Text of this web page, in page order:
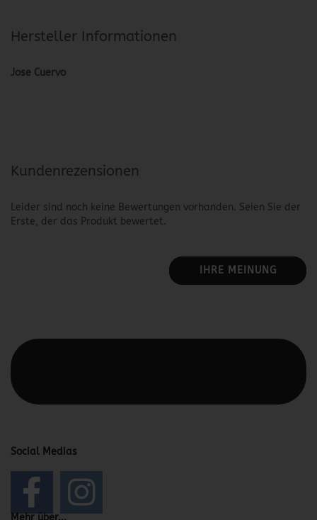
Hersteller Informationen
Jose Cuervo
Kundenrezensionen
Leider sind noch keine Bewertungen vorhanden. Seien Sie der
Erste, der das Produkt bewertet.
IHRE MEINUNG
Social Medias
Mehr über...